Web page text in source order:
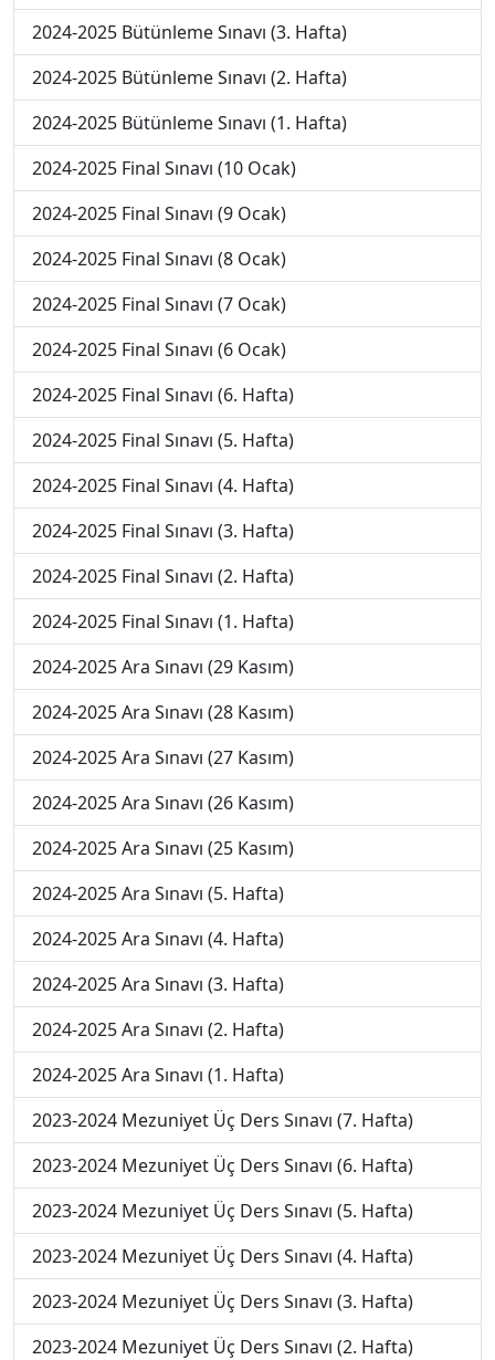
2024-2025 Bütünleme Sınavı (3. Hafta)
2024-2025 Bütünleme Sınavı (2. Hafta)
2024-2025 Bütünleme Sınavı (1. Hafta)
2024-2025 Final Sınavı (10 Ocak)
2024-2025 Final Sınavı (9 Ocak)
2024-2025 Final Sınavı (8 Ocak)
2024-2025 Final Sınavı (7 Ocak)
2024-2025 Final Sınavı (6 Ocak)
2024-2025 Final Sınavı (6. Hafta)
2024-2025 Final Sınavı (5. Hafta)
2024-2025 Final Sınavı (4. Hafta)
2024-2025 Final Sınavı (3. Hafta)
2024-2025 Final Sınavı (2. Hafta)
2024-2025 Final Sınavı (1. Hafta)
2024-2025 Ara Sınavı (29 Kasım)
2024-2025 Ara Sınavı (28 Kasım)
2024-2025 Ara Sınavı (27 Kasım)
2024-2025 Ara Sınavı (26 Kasım)
2024-2025 Ara Sınavı (25 Kasım)
2024-2025 Ara Sınavı (5. Hafta)
2024-2025 Ara Sınavı (4. Hafta)
2024-2025 Ara Sınavı (3. Hafta)
2024-2025 Ara Sınavı (2. Hafta)
2024-2025 Ara Sınavı (1. Hafta)
2023-2024 Mezuniyet Üç Ders Sınavı (7. Hafta)
2023-2024 Mezuniyet Üç Ders Sınavı (6. Hafta)
2023-2024 Mezuniyet Üç Ders Sınavı (5. Hafta)
2023-2024 Mezuniyet Üç Ders Sınavı (4. Hafta)
2023-2024 Mezuniyet Üç Ders Sınavı (3. Hafta)
2023-2024 Mezuniyet Üç Ders Sınavı (2. Hafta)